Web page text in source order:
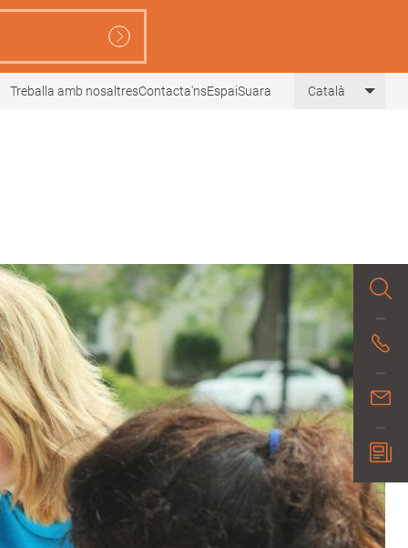
Treballa amb nosaltresContacta'nsEspaiSuara Català List